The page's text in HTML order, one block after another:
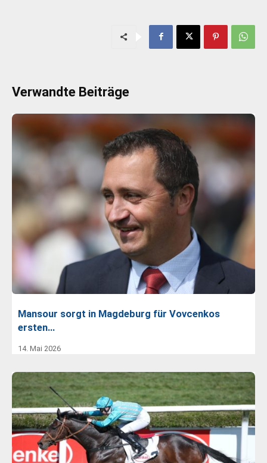
Verwandte Beiträge
Mansour sorgt in Magdeburg für Vovcenkos
ersten…
14. Mai 2026